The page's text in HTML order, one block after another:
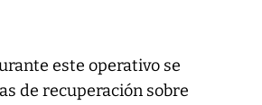
este operativo se
de recuperación sobre